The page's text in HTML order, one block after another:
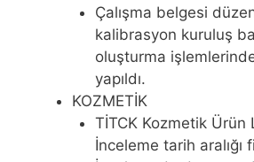
Çalışma belgesi
kalibrasyon kuruluş
oluşturma
yapıldı.
KOZMETİK
TİTCK Kozmetik Ürün
İnceleme tarih aralığı